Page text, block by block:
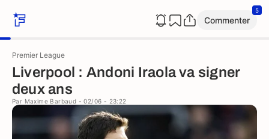
Commenter
5
Premier League
Liverpool : Andoni Iraola va signer
deux ans
Par Maxime Barbaud - 02/06 - 23:22